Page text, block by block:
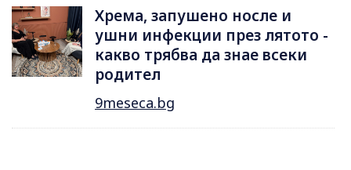
Хрема, запушено носле и
ушни инфекции през лятотo -
какво трябва да знае всеки
родител
9meseca.bg